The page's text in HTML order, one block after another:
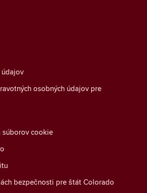
údajov
osobných údajov pre
súborov cookie
bezpečnosti pre štát Colorado